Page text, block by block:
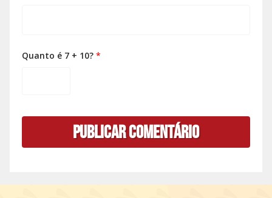
Quanto é 7 + 10? *